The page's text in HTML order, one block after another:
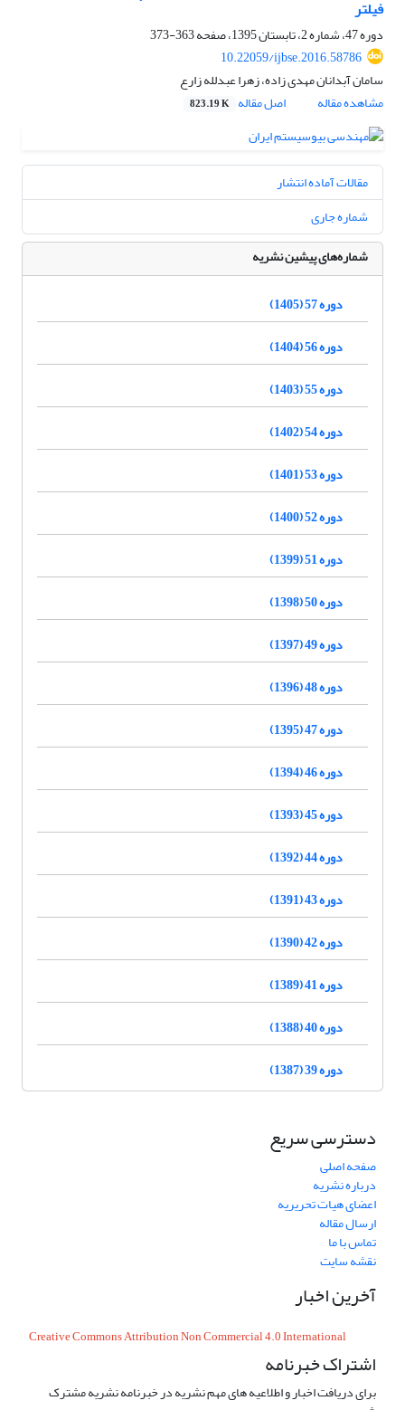
فیلتر
دوره 47، شماره 2، تابستان 1395، صفحه
363-373
10.22059/ijbse.2016.58786
سامان آبدانان مهدی زاده، زهرا عبدلله زارع
مشاهده مقاله
اصل مقاله 823.19 K
مقالات آماده انتشار
شماره جاری
شماره‌های پیشین نشریه
دوره 57 (1405)
دوره 56 (1404)
دوره 55 (1403)
دوره 54 (1402)
دوره 53 (1401)
دوره 52 (1400)
دوره 51 (1399)
دوره 50 (1398)
دوره 49 (1397)
دوره 48 (1396)
دوره 47 (1395)
دوره 46 (1394)
دوره 45 (1393)
دوره 44 (1392)
دوره 43 (1391)
دوره 42 (1390)
دوره 41 (1389)
دوره 40 (1388)
دوره 39 (1387)
دسترسی سریع
صفحه اصلی
درباره نشریه
اعضای هیات تحریریه
ارسال مقاله
تماس با ما
نقشه سایت
آخرین اخبار
Creative Commons Attribution Non Commercial 4.0 International
اشتراک خبرنامه
برای دریافت اخبار و اطلاعیه های مهم نشریه در خبرنامه نشریه مشترک